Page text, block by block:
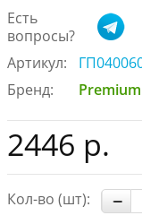
Есть
вопросы?
Артикул:
Бренд:
2446 р.
Кол-во (шт):